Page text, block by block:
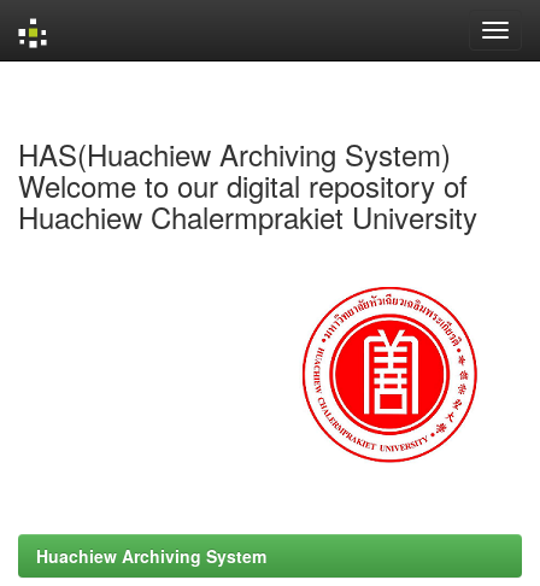
HAS(Huachiew Archiving System)
Welcome to our digital repository of
Huachiew Chalermprakiet University
Huachiew Archiving System